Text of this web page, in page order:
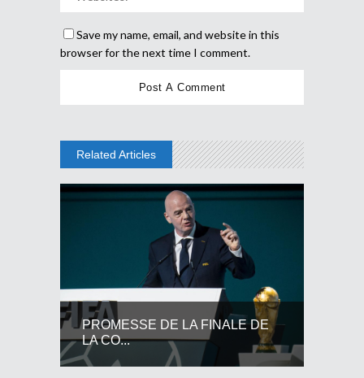
Save my name, email, and website in this
browser for the next time I comment.
Related Articles
PROMESSE DE LA FINALE DE
LA CO...